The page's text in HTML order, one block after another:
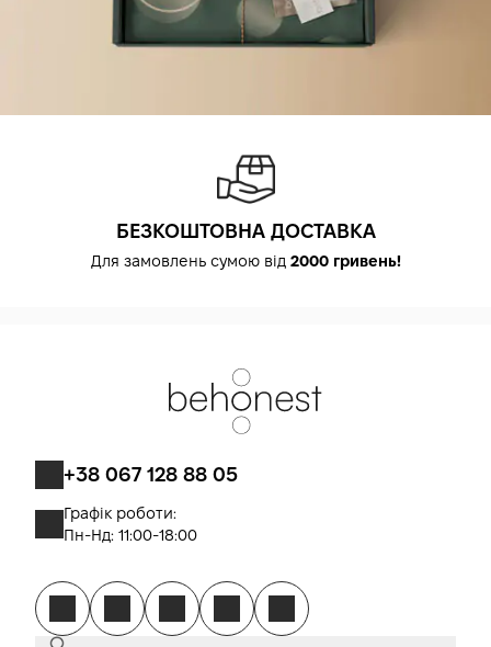
БЕЗКОШТОВНА ДОСТАВКА
Для замовлень сумою від 2000 гривень!
+38 067 128 88 05
Графік роботи:
Пн-Нд: 11:00-18:00